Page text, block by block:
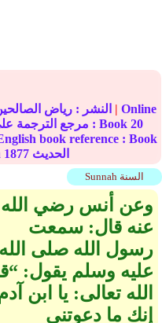
النشر : رياض | Online
translation reference مرجع الترجمة على الإنترنت : Book 20
book reference : Book
1877 الحديث
Sunnah السنة
وعن أنس رضي الله
عنه قال‏:‏ سمعت
رسول الله صلى الله
عليه وسلم يقول‏:‏
الله تعالى‏:‏ يا ابن
إنك ما دعوتني